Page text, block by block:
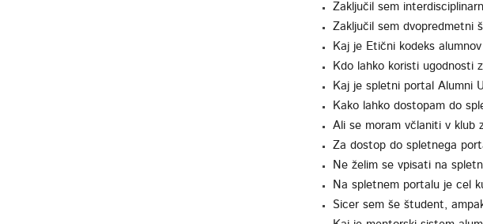
Zaključil sem
Zaključil sem dvopredmetni
Kaj je Etični kodeks
Kdo lahko koristi ugodnosti
Kaj je spletni portal Alumni
Kako lahko dostopam do
Ali se moram včlaniti v klub
Za dostop do spletnega
Ne želim se vpisati na
Na spletnem portalu je cel
Sicer sem še študent,